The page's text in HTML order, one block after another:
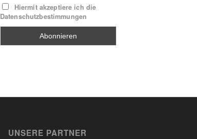
Hiermit akzeptiere ich die
Datenschutzbestimmungen
UNSERE PARTNER